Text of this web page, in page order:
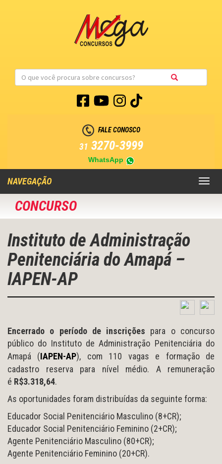
FALE CONOSCO
31 3270-3999
WhatsApp
Toggle
NAVEGAÇÃO
CONCURSO
Instituto de Administração
Penitenciária do Amapá –
IAPEN-AP
Encerrado o período de inscrições para o concurso
público do Instituto de Administração Penitenciária do
Amapá (IAPEN-AP), com 110 vagas e formação de
cadastro reserva para nível médio. A remuneração
é R$3.318,64.
As oportunidades foram distribuídas da seguinte forma:
Educador Social Penitenciário Masculino (8+CR);
Educador Social Penitenciário Feminino (2+CR);
Agente Penitenciário Masculino (80+CR);
Agente Penitenciário Feminino (20+CR).